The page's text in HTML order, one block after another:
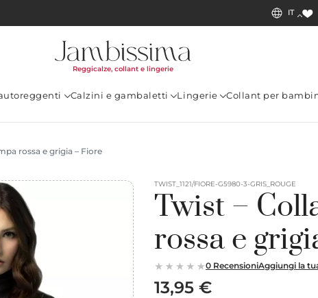
IT
Calzini e gambaletti Lingerie Collant per
Reggicalze, collant e lingerie
rossa e grigia – Fiore
TWIST_1121/FIORE-G5980-3-GRIS_ROUGE
Twist –
rossa e
0 RecensioniAggiungi la
13,95 €